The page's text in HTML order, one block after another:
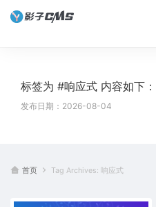
标签为 #响应式 内容如下：
发布日期：2026-08-04
首页 Tag Archives: 响应式